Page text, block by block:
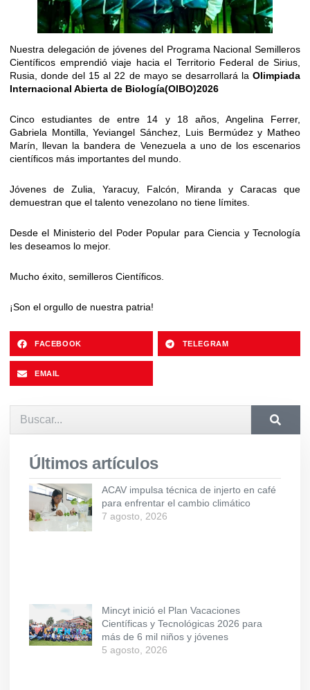
Nuestra delegación de jóvenes del Programa Nacional Semilleros
Científicos emprendió viaje hacia el Territorio Federal de Sirius,
Rusia, donde del 15 al 22 de mayo se desarrollará la Olimpiada
Internacional Abierta de Biología(OIBO)2026
Cinco estudiantes de entre 14 y 18 años, Angelina Ferrer,
Gabriela Montilla, Yeviangel Sánchez, Luis Bermúdez y Matheo
Marín, llevan la bandera de Venezuela a uno de los escenarios
científicos más importantes del mundo.
Jóvenes de Zulia, Yaracuy, Falcón, Miranda y Caracas que
demuestran que el talento venezolano no tiene límites.
Desde el Ministerio del Poder Popular para Ciencia y Tecnología
les deseamos lo mejor.
Mucho éxito, semilleros Científicos.
¡Son el orgullo de nuestra patria!
FACEBOOK TELEGRAM
EMAIL
Últimos artículos
ACAV impulsa técnica de injerto en café
para enfrentar el cambio climático
7 agosto, 2026
Mincyt inició el Plan Vacaciones
Científicas y Tecnológicas 2026 para
más de 6 mil niños y jóvenes
5 agosto, 2026